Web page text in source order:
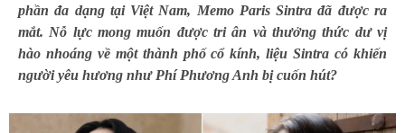
phần đa dạng tại Việt Nam, Memo Paris Sintra đã được ra
mắt. Nỗ lực mong muốn được tri ân và thưởng thức dư vị
hào nhoáng về một thành phố cổ kính, liệu Sintra có khiến
người yêu hương như Phí Phương Anh bị cuốn hút?